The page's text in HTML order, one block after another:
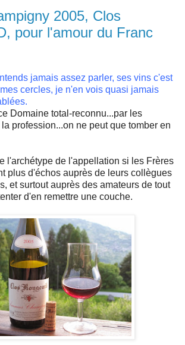
2005, Clos
pour l'amour du Franc
jamais assez parler, ses vins c'est
cercles, je n'en vois quasi jamais
Domaine total-reconnu...par les
profession...on ne peut que tomber en
l'archétype de l'appellation si les Frères
plus d'échos auprès de leurs collègues
, et surtout auprès des amateurs de tout
d'en remettre une couche.